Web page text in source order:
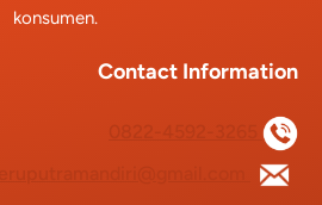
konsumen.
Contact Information